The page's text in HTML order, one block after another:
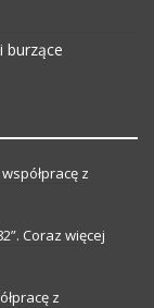
burzące
z
Coraz więcej
z